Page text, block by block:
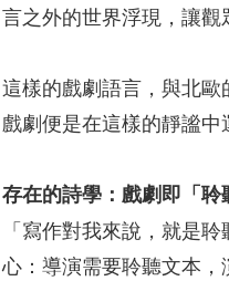
言之外的世界浮現，讓觀
這樣的戲劇語言，與北
戲劇便是在這樣的靜謐中
存在的詩學：戲劇即「聆
「寫作對我來說，就是
心：導演需要聆聽文本，